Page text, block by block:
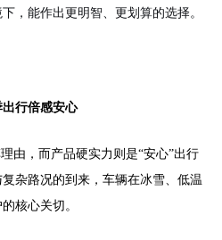
，能作出更明智、更划算的选择。
行倍感安心
由，而产品硬实力则是“安心”出行
杂路况的到来，车辆在冰雪、低温
核心关切。